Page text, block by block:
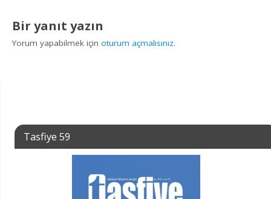
Bir yanıt yazın
Yorum yapabilmek içinoturum açmalısınız.
Tasfiye 59